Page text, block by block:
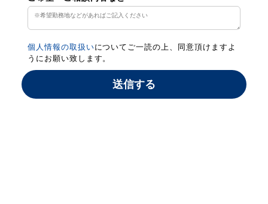
個人情報の取扱いについてご一読の上、同意頂けますよ
うにお願い致します。